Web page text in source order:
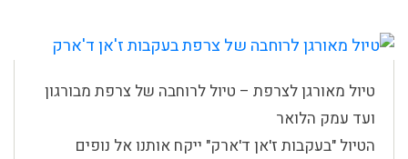
טיול מאורגן לצרפת – טיול לרוחבה של צרפת מבורגון
ועד עמק הלואר
הטיול "בעקבות ז'אן ד'ארק" ייקח אותנו אל נופים